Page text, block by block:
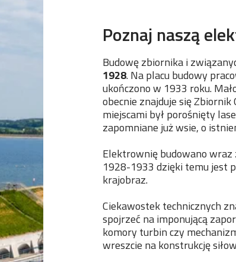
Poznaj naszą
Budowę zbiornika i
1928. Na placu budowy
ukończono w 1933 roku.
obecnie znajduje się
miejscami był porośnięty
zapomniane już wsie, o
Elektrownię budowano
1928-1933 dzięki temu jest
krajobraz.
Ciekawostek technicznych
spojrzeć na imponującą
komory turbin czy
wreszcie na konstrukcję